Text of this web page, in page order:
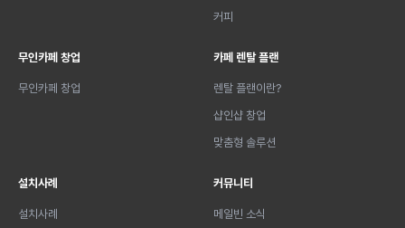
커피
무인카페 창업
무인카페 창업
카페 렌탈 플랜
렌탈 플랜이란?
샵인샵 창업
맞춤형 솔루션
설치사례
설치사례
커뮤니티
메일빈 소식